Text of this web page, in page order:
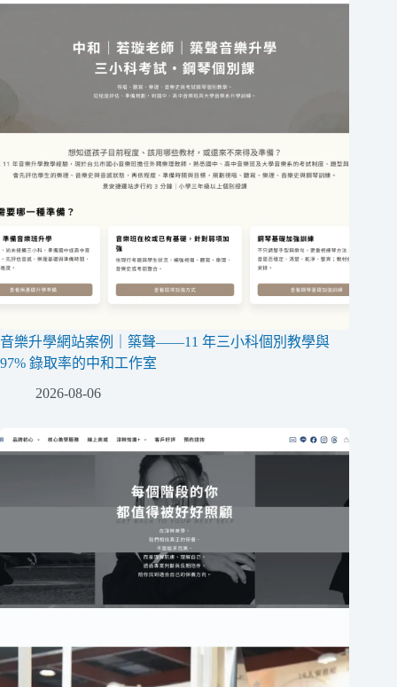
音樂升學網站案例｜築聲——11 年三小科個別教學與
97% 錄取率的中和工作室
2026-08-06